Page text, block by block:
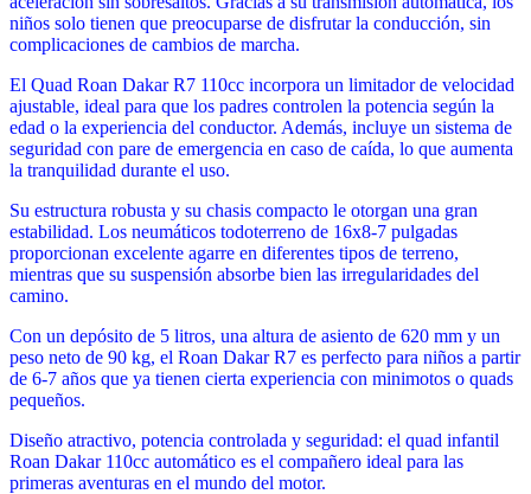
niños solo tienen que preocuparse de disfrutar la conducción, sin
complicaciones de cambios de marcha.
El Quad Roan Dakar R7 110cc incorpora un limitador de velocidad
ajustable, ideal para que los padres controlen la potencia según la
edad o la experiencia del conductor. Además, incluye un sistema de
seguridad con pare de emergencia en caso de caída, lo que aumenta
la tranquilidad durante el uso.
Su estructura robusta y su chasis compacto le otorgan una gran
estabilidad. Los neumáticos todoterreno de 16x8-7 pulgadas
proporcionan excelente agarre en diferentes tipos de terreno,
mientras que su suspensión absorbe bien las irregularidades del
camino.
Con un depósito de 5 litros, una altura de asiento de 620 mm y un
peso neto de 90 kg, el Roan Dakar R7 es perfecto para niños a partir
de 6-7 años que ya tienen cierta experiencia con minimotos o quads
pequeños.
Diseño atractivo, potencia controlada y seguridad: el quad infantil
Roan Dakar 110cc automático es el compañero ideal para las
primeras aventuras en el mundo del motor.